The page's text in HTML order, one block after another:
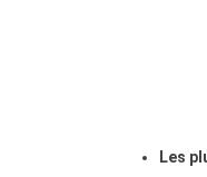
Les